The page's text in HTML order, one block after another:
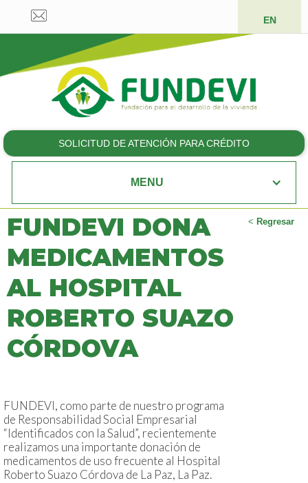
EN
SOLICITUD DE ATENCIÓN PARA CRÉDITO
MENU
< Regresar
FUNDEVI DONA
MEDICAMENTOS
AL HOSPITAL
ROBERTO SUAZO
CÓRDOVA
FUNDEVI, como parte de nuestro programa
de Responsabilidad Social Empresarial
“Identificados con la Salud”, recientemente
realizamos una importante donación de
medicamentos de uso frecuente al Hospital
Roberto Suazo Córdova de La Paz, La Paz.